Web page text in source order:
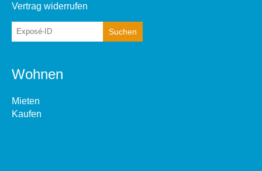
Vertrag widerrufen
Wohnen
Mieten
Kaufen